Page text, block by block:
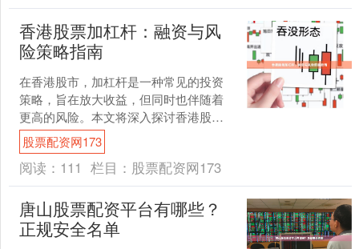
香港股票加杠杆：融资与风
险策略指南
在香港股市，加杠杆是一种常见的投资
策略，旨在放大收益，但同时也伴随着
更高的风险。本文将深入探讨香港股票
加杠杆的融资方式及风险策略，帮助投
资者做出明智决策。 ##....
股票配资网173
阅读： 111 栏目： 股票配资网173
唐山股票配资平台有哪些？
正规安全名单